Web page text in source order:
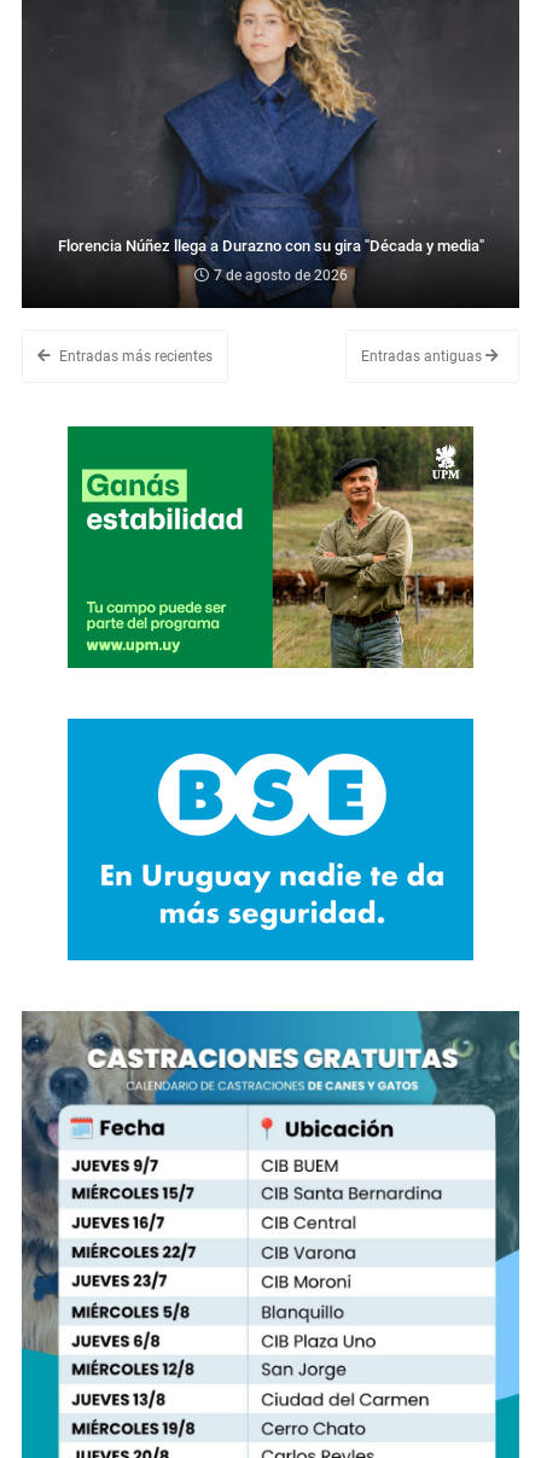
Florencia Núñez llega a Durazno con su gira "Década y media"
7 de agosto de 2026
Entradas más recientes Entradas antiguas